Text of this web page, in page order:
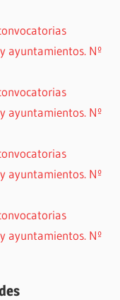
ayuntamientos. Nº
ayuntamientos. Nº
ayuntamientos. Nº
ayuntamientos. Nº